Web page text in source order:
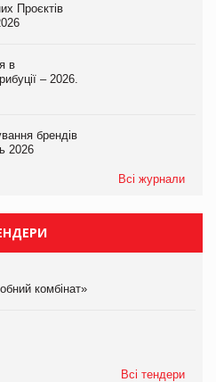
Проєктів
в
– 2026.
брендів
2026
Всі журнали
комбінат»
Всі тендери